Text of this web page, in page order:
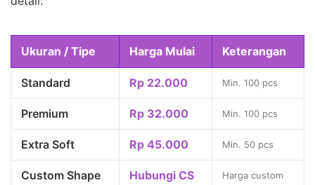
Ukuran / Tipe Harga Mulai Keterangan
Standard Rp 22.000 Min. 100 pcs
Premium Rp 32.000 Min. 100 pcs
Extra Soft Rp 45.000 Min. 50 pcs
Custom Shape Hubungi CS Harga custom